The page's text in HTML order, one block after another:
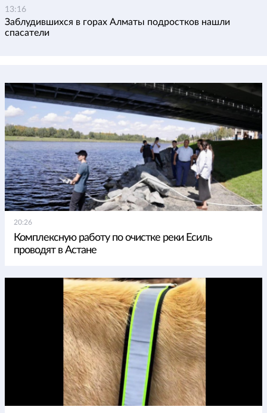
13:16
Заблудившихся в горах Алматы подростков нашли
спасатели
20:26
Комплексную работу по очистке реки Есиль
проводят в Астане